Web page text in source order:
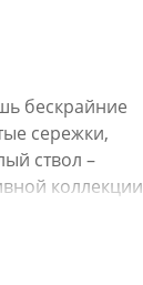
бескрайние
сережки,
ствол –
коллекции
эту красоту.